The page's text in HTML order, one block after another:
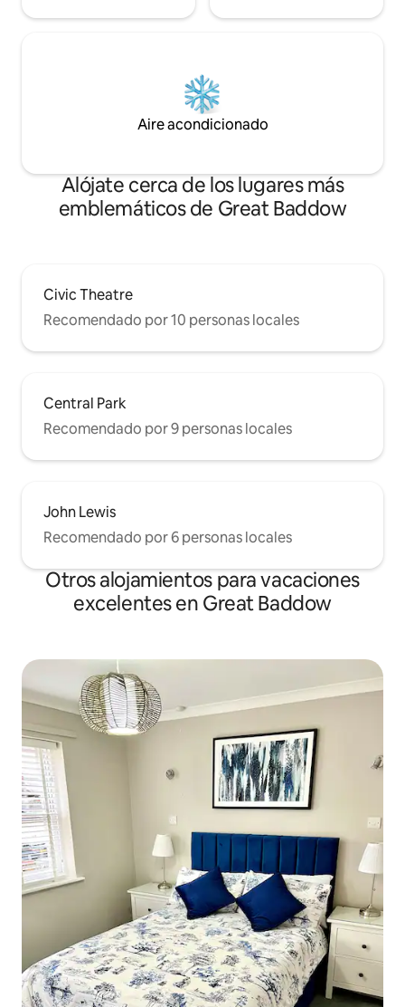
Aire acondicionado
Alójate cerca de los lugares más
emblemáticos de Great Baddow
Civic Theatre
Recomendado por 10 personas locales
Central Park
Recomendado por 9 personas locales
John Lewis
Recomendado por 6 personas locales
Otros alojamientos para vacaciones
excelentes en Great Baddow